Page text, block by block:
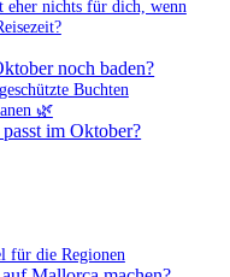
nichts für dich, wenn
noch baden?
Buchten
🌿
im Oktober?
für die Regionen